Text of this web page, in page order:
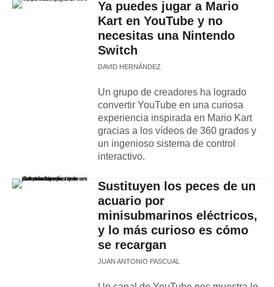
Ya puedes jugar a Mario
Kart en YouTube y no
necesitas una Nintendo
Switch
DAVID HERNÁNDEZ
Un grupo de creadores ha logrado
convertir YouTube en una curiosa
experiencia inspirada en Mario Kart
gracias a los vídeos de 360 grados y
un ingenioso sistema de control
interactivo.
Sustituyen los peces de un
acuario por
minisubmarinos eléctricos,
y lo más curioso es cómo
se recargan
JUAN ANTONIO PASCUAL